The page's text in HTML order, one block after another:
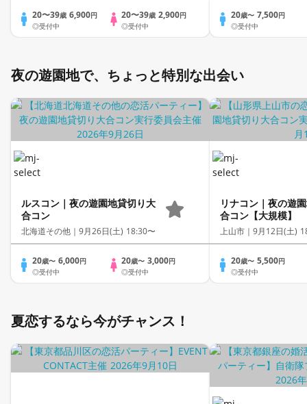
20〜39歳 6,900円
◎受付中
20〜39歳 2,900円
◎受付中
認定イベント】
20歳〜 7,500円
◎受付中
夜の遊園地で、ちょっと特別な出会い
ルスコン｜夜の遊園地貸切り大
合コン
北海道その他｜ 9月26日(土) 18:30〜
20歳〜 6,000円
◎受付中
20歳〜 3,000円
◎受付中
リナコン｜夜の遊
合コン【大規模】
上山市｜ 9月12日(土)
20歳〜 5,500円
◎受付中
夏恋するなら今がチャンス！